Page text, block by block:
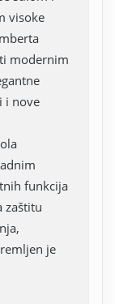
visoke
modernim
i nove
funkcija
zaštitu
je